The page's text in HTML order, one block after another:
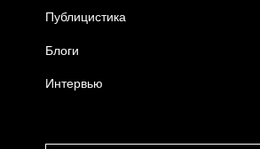
Публицистика
Блоги
Интервью